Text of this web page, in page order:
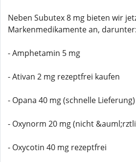
Neben Subutex 8 mg bieten wir
Markenmedikamente an, darunter:
- Amphetamin 5 mg
- Ativan 2 mg rezeptfrei kaufen
- Opana 40 mg (schnelle Lieferung)
- Oxynorm 20 mg (nicht
- Oxycotin 40 mg rezeptfrei